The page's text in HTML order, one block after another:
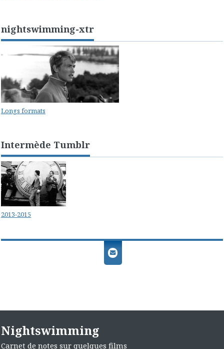
nightswimming-xtr
Longs formats
Intermède Tumblr
2013-2015
Nightswimming
Carnet de notes sur quelques films